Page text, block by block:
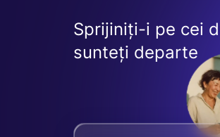
Sprijiniți-i pe cei
sunteți departe